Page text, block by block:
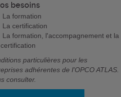
besoins
La formation
La certification
La formation, l'accompagnement et la
certification
particulières pour les
adhérentes de l'OPCO ATLAS.
consulter.